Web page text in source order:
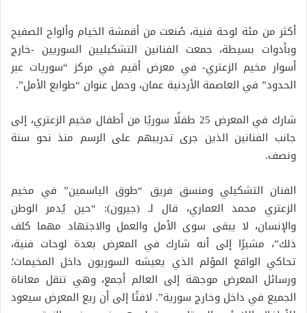
أكثر من مئة لوحة فنية، صُنعت من أقمشة الخيام وألواح الصفيح
وبأدوات بسيطة، جمعت الفنانين التشكيليين السوريين -خارج
أسوار مخيم الزعتري- في معرض أقيم في مركز “سوريات عبر
الحدود” في العاصمة الأردنية عمان، وحمل عنوان “طوابع الأمل”.
شارك في المعرض 25 طفلًا سوريًا من أطفال مخيم الزعتري، إلى
جانب الفنانين الذين جرى تدريبهم على الرسم منذ نحو سنة
ونصف.
الفنان التشكيلي ومنسق فريق “طوق الياسمين” في مخيم
الزعتري محمد العماري، قال لـ (جيرون): “حين يُدمر الوطن
والإنسان، لا يبقى سوى الأمل والعمل والاجتهاد مهما كلف
ذلك”، مشيرًا إلى أنه شارك في المعرض بعدة لوحات فنية،
تحاكي الواقع المؤلم الذي يعيشه السوريون داخل المخيمات؛
ورسائل المعرض موجهة إلى العالم أجمع، وهي تنقل معاناة
الجميع في داخل وخارج سورية”. لافتًا إلى أن ريع المعرض سيعود